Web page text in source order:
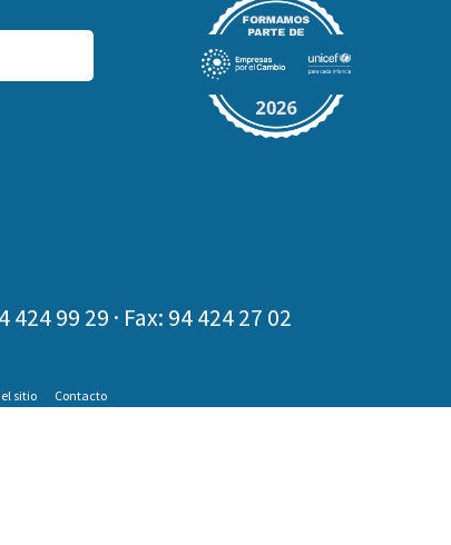
424 99 29 · Fax: 94 424 27 02
sitio Contacto